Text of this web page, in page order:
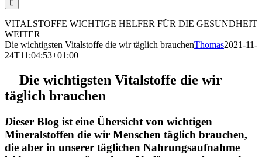
VITALSTOFFE WICHTIGE HELFER FÜR DIE GESUNDHEIT
WEITER
Die wichtigsten Vitalstoffe die wir täglich brauchenThomas2021-11-
24T11:04:53+01:00
Die wichtigsten Vitalstoffe die wir
täglich brauchen
Dieser Blog ist eine Übersicht von wichtigen
Mineralstoffen die wir Menschen täglich brauchen,
die aber in unserer täglichen Nahrungsaufnahme